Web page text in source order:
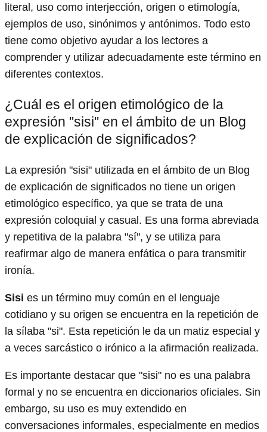
literal, uso como interjección, origen o etimología,
ejemplos de uso, sinónimos y antónimos. Todo esto
tiene como objetivo ayudar a los lectores a
comprender y utilizar adecuadamente este término en
diferentes contextos.
¿Cuál es el origen etimológico de la
expresión "sisi" en el ámbito de un Blog
de explicación de significados?
La expresión "sisi" utilizada en el ámbito de un Blog
de explicación de significados no tiene un origen
etimológico específico, ya que se trata de una
expresión coloquial y casual. Es una forma abreviada
y repetitiva de la palabra "sí", y se utiliza para
reafirmar algo de manera enfática o para transmitir
ironía.
Sisi es un término muy común en el lenguaje
cotidiano y su origen se encuentra en la repetición de
la sílaba "si". Esta repetición le da un matiz especial y
a veces sarcástico o irónico a la afirmación realizada.
Es importante destacar que "sisi" no es una palabra
formal y no se encuentra en diccionarios oficiales. Sin
embargo, su uso es muy extendido en
conversaciones informales, especialmente en medios